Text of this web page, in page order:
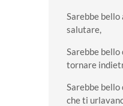
Sarebbe
salutare,
Sarebbe bello
tornare
Sarebbe
che ti